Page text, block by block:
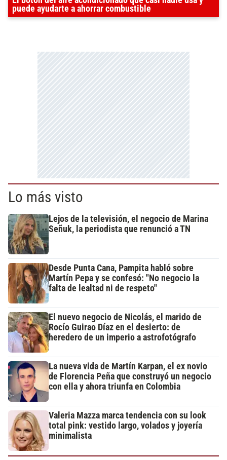
puede ayudarte a ahorrar combustible
Lo más visto
Lejos de la televisión, el negocio de Marina
Señuk, la periodista que renunció a TN
Desde Punta Cana, Pampita habló sobre
Martín Pepa y se confesó: "No negocio la
falta de lealtad ni de respeto"
El nuevo negocio de Nicolás, el marido de
Rocío Guirao Díaz en el desierto: de
heredero de un imperio a astrofotógrafo
La nueva vida de Martín Karpan, el ex novio
de Florencia Peña que construyó un negocio
con ella y ahora triunfa en Colombia
Valeria Mazza marca tendencia con su look
total pink: vestido largo, volados y joyería
minimalista